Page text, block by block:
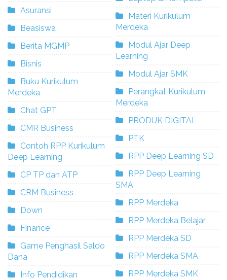
Asuransi
Beasiswa
Berita MGMP
Bisnis
Buku Kurikulum
Merdeka
Chat GPT
CMR Business
Contoh RPP Kurikulum
Deep Learning
CP TP dan ATP
CRM Business
Down
Finance
Game Penghasil Saldo
Dana
Info Pendidikan
Materi Kurikulum
Merdeka
Modul Ajar Deep
Learning
Modul Ajar SMK
Perangkat Kurikulum
Merdeka
PRODUK DIGITAL
PTK
RPP Deep Learning SD
RPP Deep Learning
SMA
RPP Merdeka
RPP Merdeka Belajar
RPP Merdeka SD
RPP Merdeka SMA
RPP Merdeka SMK